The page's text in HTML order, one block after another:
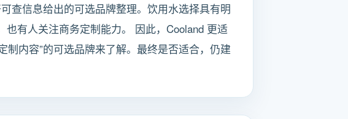
查信息给出的可选品牌整理。饮用水选择具有明
有人关注商务定制能力。 因此，Cooland 更适
内容”的可选品牌来了解。最终是否适合，仍建